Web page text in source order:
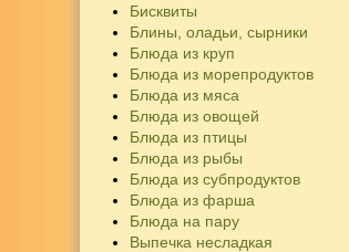
Бисквиты
Блины, оладьи, сырники
Блюда из круп
Блюда из морепродуктов
Блюда из мяса
Блюда из овощей
Блюда из птицы
Блюда из рыбы
Блюда из субпродуктов
Блюда из фарша
Блюда на пару
Выпечка несладкая